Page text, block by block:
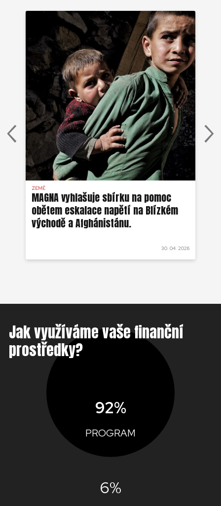
ZEMĚ
MAGNA vyhlašuje sbírku na pomoc
obětem eskalace napětí na Blízkém
východě a Afghánistánu.
30. 04. 2026
Jak využíváme vaše finanční
prostředky?
92%
PROGRAM
6%